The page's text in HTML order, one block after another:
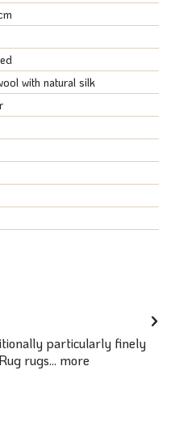
with natural silk
particularly finely
rugs... more